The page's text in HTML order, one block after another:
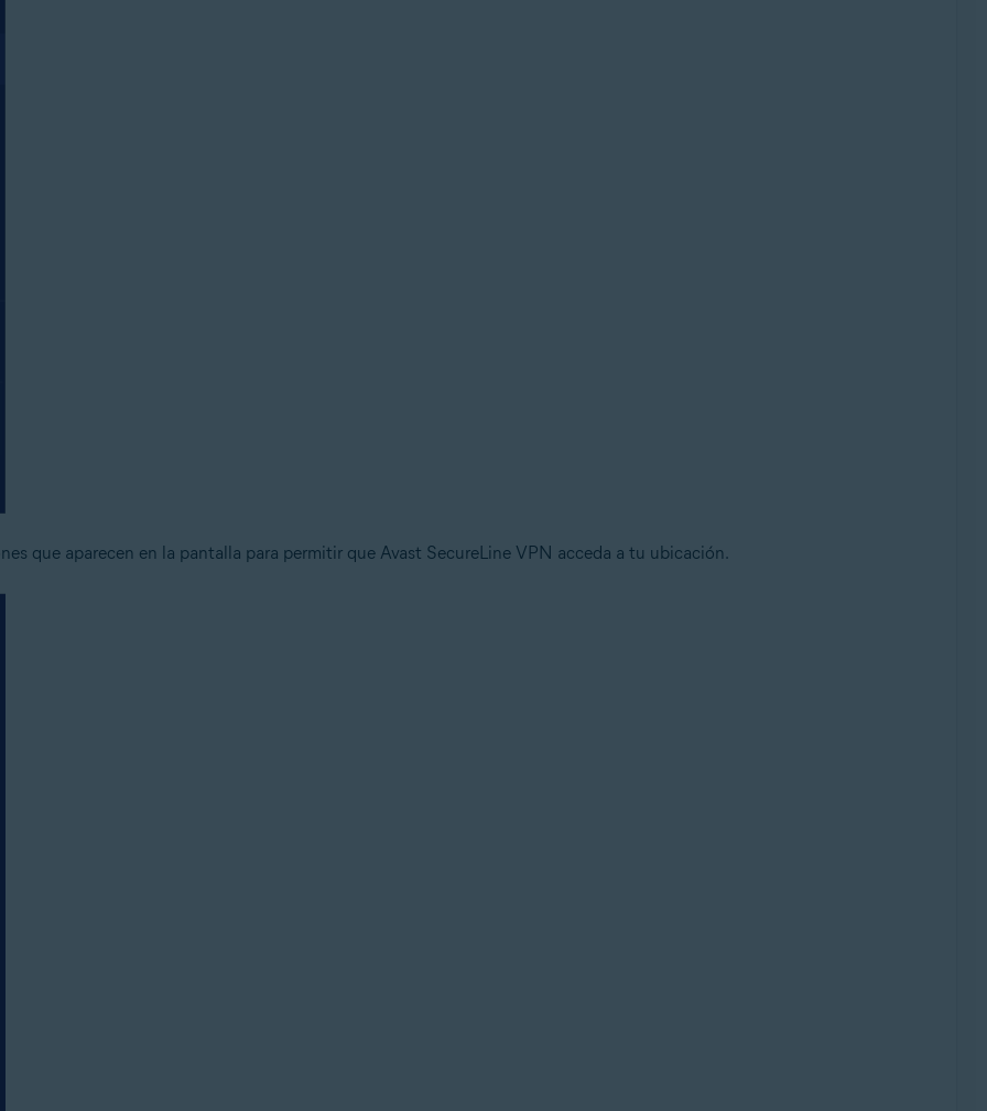
que aparecen en la pantalla para permitir que Avast SecureLine VPN acceda a tu ubicación.